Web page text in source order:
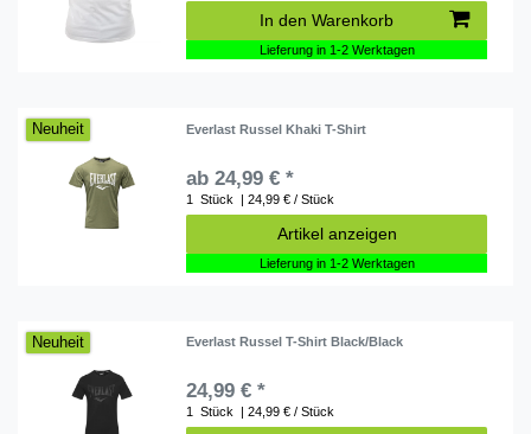
In den Warenkorb
Lieferung in 1-2 Werktagen
Neuheit Everlast Russel Khaki T-Shirt
ab 24,99 € *
1 Stück | 24,99 € / Stück
Artikel anzeigen
Lieferung in 1-2 Werktagen
Neuheit Everlast Russel T-Shirt Black/Black
24,99 € *
1 Stück | 24,99 € / Stück